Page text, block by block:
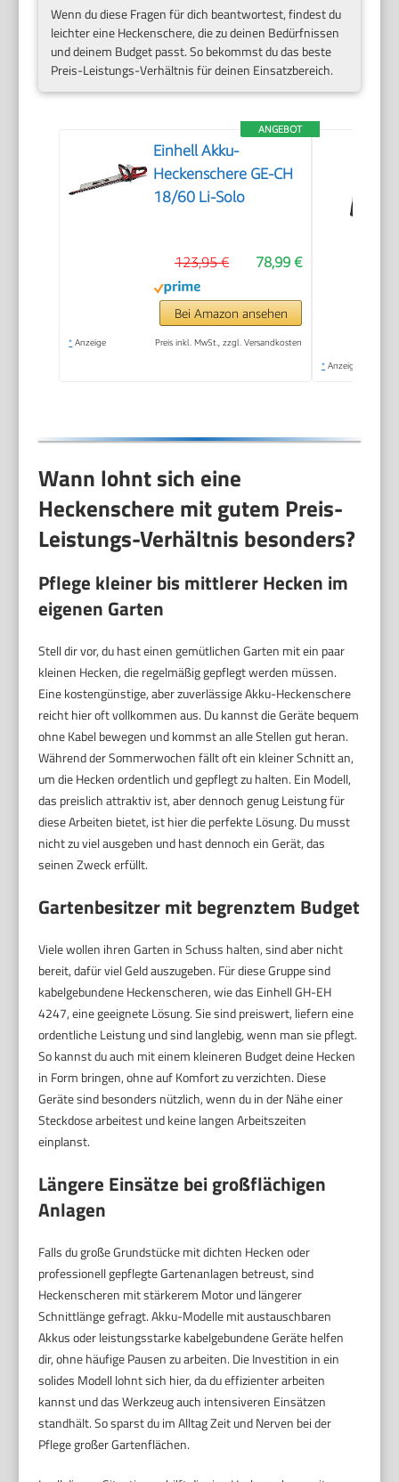
Wenn du diese Fragen für dich beantwortest, findest du
leichter eine Heckenschere, die zu deinen Bedürfnissen
und deinem Budget passt. So bekommst du das beste
Preis-Leistungs-Verhältnis für deinen Einsatzbereich.
ANGEBOT
Einhell Akku-
Heckenschere GE-CH
18/60 Li-Solo
78,99 €
123,95 €
Bei Amazon ansehen
* Anzeige Preis inkl. MwSt., zzgl. Versandkosten
* Anzeige
Wann lohnt sich eine
Heckenschere mit gutem Preis-
Leistungs-Verhältnis besonders?
Pflege kleiner bis mittlerer Hecken im
eigenen Garten
Stell dir vor, du hast einen gemütlichen Garten mit ein paar
kleinen Hecken, die regelmäßig gepflegt werden müssen.
Eine kostengünstige, aber zuverlässige Akku-Heckenschere
reicht hier oft vollkommen aus. Du kannst die Geräte bequem
ohne Kabel bewegen und kommst an alle Stellen gut heran.
Während der Sommerwochen fällt oft ein kleiner Schnitt an,
um die Hecken ordentlich und gepflegt zu halten. Ein Modell,
das preislich attraktiv ist, aber dennoch genug Leistung für
diese Arbeiten bietet, ist hier die perfekte Lösung. Du musst
nicht zu viel ausgeben und hast dennoch ein Gerät, das
seinen Zweck erfüllt.
Gartenbesitzer mit begrenztem Budget
Viele wollen ihren Garten in Schuss halten, sind aber nicht
bereit, dafür viel Geld auszugeben. Für diese Gruppe sind
kabelgebundene Heckenscheren, wie das Einhell GH-EH
4247, eine geeignete Lösung. Sie sind preiswert, liefern eine
ordentliche Leistung und sind langlebig, wenn man sie pflegt.
So kannst du auch mit einem kleineren Budget deine Hecken
in Form bringen, ohne auf Komfort zu verzichten. Diese
Geräte sind besonders nützlich, wenn du in der Nähe einer
Steckdose arbeitest und keine langen Arbeitszeiten
einplanst.
Längere Einsätze bei großflächigen
Anlagen
Falls du große Grundstücke mit dichten Hecken oder
professionell gepflegte Gartenanlagen betreust, sind
Heckenscheren mit stärkerem Motor und längerer
Schnittlänge gefragt. Akku-Modelle mit austauschbaren
Akkus oder leistungsstarke kabelgebundene Geräte helfen
dir, ohne häufige Pausen zu arbeiten. Die Investition in ein
solides Modell lohnt sich hier, da du effizienter arbeiten
kannst und das Werkzeug auch intensiveren Einsätzen
standhält. So sparst du im Alltag Zeit und Nerven bei der
Pflege großer Gartenflächen.